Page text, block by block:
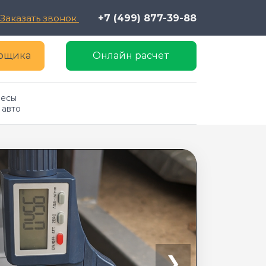
Заказать звонок +7 (499) 877-39-88
Онлайн расчет